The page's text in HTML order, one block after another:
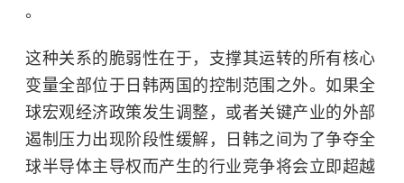
。
这种关系的脆弱性在于，支撑其运转的所有核心
变量全部位于日韩两国的控制范围之外。如果全
球宏观经济政策发生调整，或者关键产业的外部
遏制压力出现阶段性缓解，日韩之间为了争夺全
球半导体主导权而产生的行业竞争将会立即超越